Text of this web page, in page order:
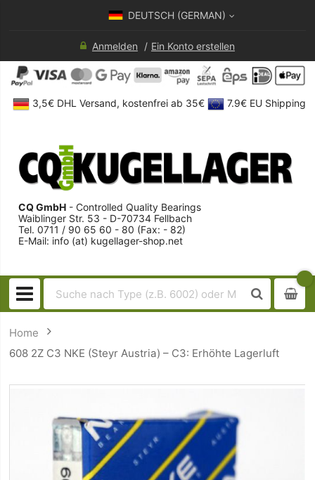
DEUTSCH (GERMAN)
Anmelden Ein Konto erstellen
3,5€ DHL Versand, kostenfrei ab 35€ 7.9€ EU Shipping
CQ GmbH - Controlled Quality Bearings
Waiblinger Str. 53 - D-70734 Fellbach
Tel. 0711 / 90 65 60 - 80 (Fax: - 82)
E-Mail: info (at) kugellager-shop.net
Home
608 2Z C3 NKE (Steyr Austria) – C3: Erhöhte Lagerluft